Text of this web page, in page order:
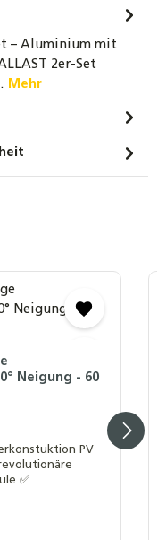
– Aluminium mit
2er-Set
Mehr
Neigung - 60
PV
✅